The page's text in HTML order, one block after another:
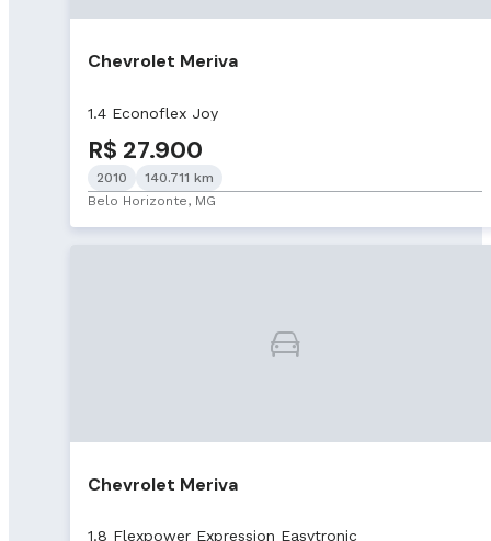
Chevrolet Meriva
1.4 Econoflex Joy
R$ 27.900
2010
140.711 km
Belo Horizonte, MG
Chevrolet Meriva
1.8 Flexpower Expression Easytronic